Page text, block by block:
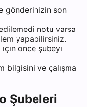
gönderinizin son
notu varsa
yapabilirsiniz.
önce şubeyi
bilgisini ve çalışma
Şubeleri